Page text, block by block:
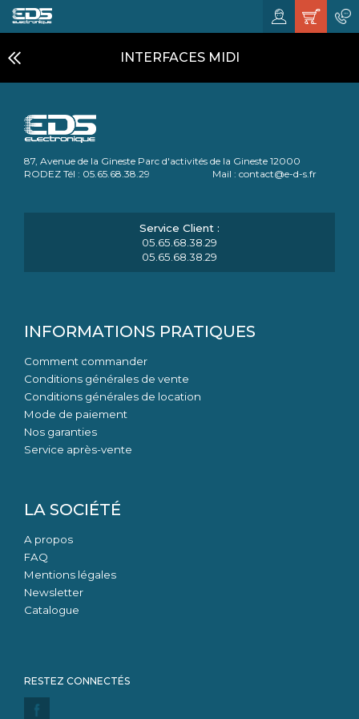
INTERFACES MIDI
87, Avenue de la Gineste Parc d'activités de la Gineste 12000
RODEZ Tél : 05.65.68.38.29 Mail : contact@e-d-s.fr
05.65.68.38.29
05.65.68.38.29
INFORMATIONS PRATIQUES
Comment commander
Conditions générales de vente
Conditions générales de location
Mode de paiement
Nos garanties
Service après-vente
LA SOCIÉTÉ
A propos
FAQ
Mentions légales
Newsletter
Catalogue